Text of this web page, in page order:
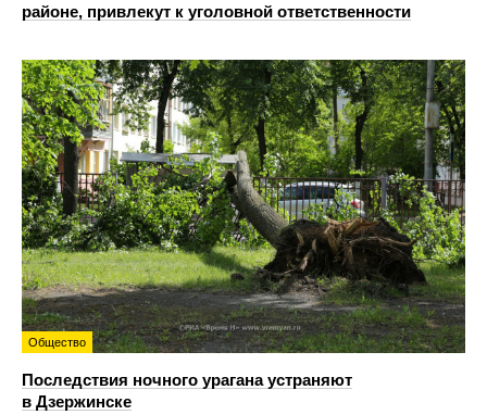
районе, привлекут к уголовной ответственности
Общество
Последствия ночного урагана устраняют
в Дзержинске